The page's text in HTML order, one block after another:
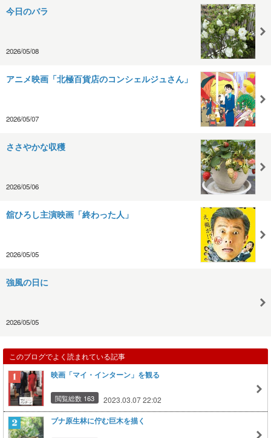
今日のバラ
2026/05/08
アニメ映画「北極百貨店のコンシェルジュさん」
2026/05/07
ささやかな収穫
2026/05/06
舘ひろし主演映画「終わった人」
2026/05/05
強風の日に
2026/05/05
このブログでよく読まれている記事
映画「マイ・インターン」を観る
閲覧総数 163 2023.03.07 22:02
ブナ原生林に佇む巨木を描く